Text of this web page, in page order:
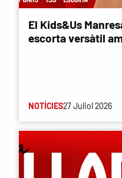
El Kids&Us
escorta versàtil
NOTÍCIES27 Juliol 2026